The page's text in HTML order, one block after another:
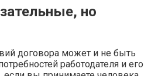
но
договора может и не быть
работодателя и его